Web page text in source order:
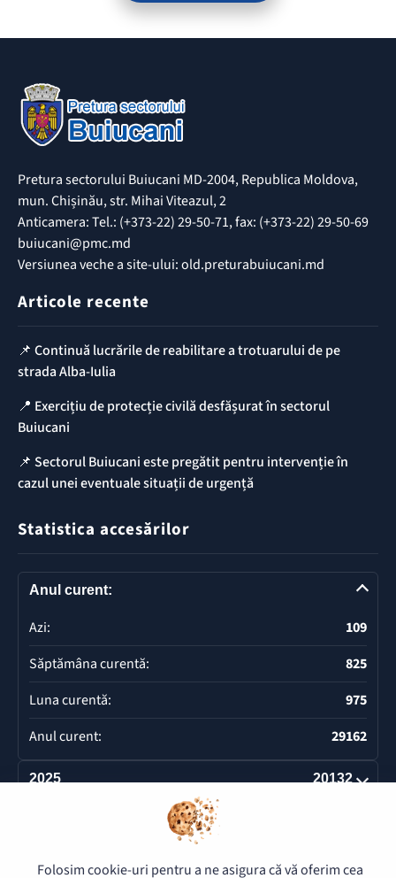
Pretura sectorului Buiucani MD-2004, Republica Moldova,
mun. Chișinău, str. Mihai Viteazul, 2
Anticamera: Tel.: (+373-22) 29-50-71, fax: (+373-22) 29-50-69
buiucani@pmc.md
Versiunea veche a site-ului: old.preturabuiucani.md
Articole recente
📌 Continuă lucrările de reabilitare a trotuarului de pe
strada Alba-Iulia
📍 Exercițiu de protecție civilă desfășurat în sectorul
Buiucani
📌 Sectorul Buiucani este pregătit pentru intervenție în
cazul unei eventuale situații de urgență
Statistica accesărilor
Anul curent:
Azi:
109
Săptămâna curentă:
825
Luna curentă:
975
Anul curent:
29162
2025 20132
Deschide
© 2026 Pretura Buiucani - Toate drepturile rezervate.
Folosim cookie-uri pentru a ne asigura că vă oferim cea